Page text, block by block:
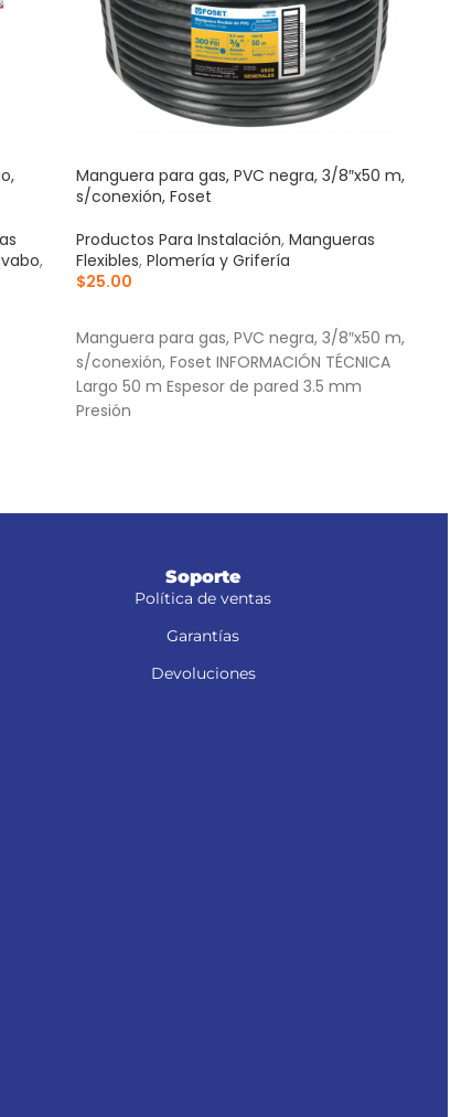
,
Manguera para gas, PVC negra, 3/8″x50 m,
s/conexión, Foset
Productos Para Instalación, Mangueras
Flexibles, Plomería y Grifería
$25.00
Manguera para gas, PVC negra, 3/8″x50 m,
s/conexión, Foset INFORMACIÓN TÉCNICA
Largo 50 m Espesor de pared 3.5 mm
Presión
Soporte
Política de ventas
Garantías
Devoluciones